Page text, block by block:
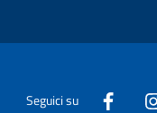
Seguici su